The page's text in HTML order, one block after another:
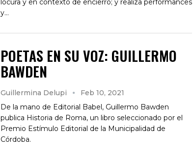
locura y en contexto de encierro; y realiza performances
y…
POETAS EN SU VOZ: GUILLERMO
BAWDEN
Guillermina Delupi
Feb 10, 2021
De la mano de Editorial Babel, Guillermo Bawden
publica Historia de Roma, un libro seleccionado por el
Premio Estímulo Editorial de la Municipalidad de
Córdoba.